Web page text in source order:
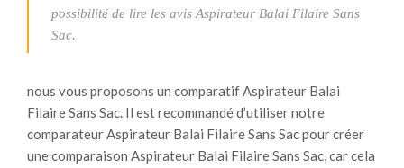
possibilité de lire les avis Aspirateur Balai Filaire Sans
Sac.
nous vous proposons un comparatif Aspirateur Balai
Filaire Sans Sac. Il est recommandé d’utiliser notre
comparateur Aspirateur Balai Filaire Sans Sac pour créer
une comparaison Aspirateur Balai Filaire Sans Sac, car cela